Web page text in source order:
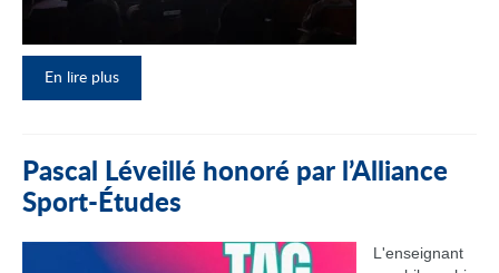
En lire plus
Pascal Léveillé honoré par l’Alliance
Sport-Études
L'enseignant